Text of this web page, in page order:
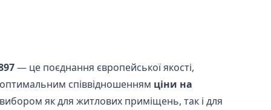
— це поєднання європейської якості,
співвідношенням ціни на
як для житлових приміщень, так і для